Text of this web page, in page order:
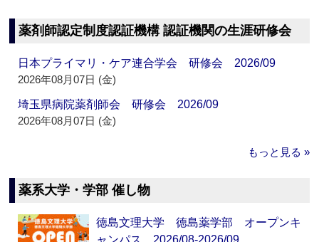
薬剤師認定制度認証機構 認証機関の生涯研修会
日本プライマリ・ケア連合学会 研修会 2026/09
2026年08月07日 (金)
埼玉県病院薬剤師会 研修会 2026/09
2026年08月07日 (金)
もっと見る »
薬系大学・学部 催し物
徳島文理大学 徳島薬学部 オープンキ